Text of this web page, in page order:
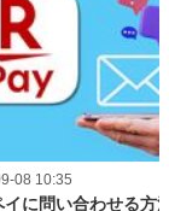
08 10:35
イに問い合わせる方